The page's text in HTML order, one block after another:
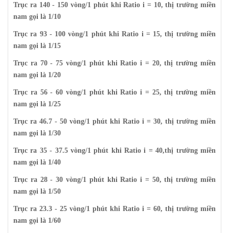
Trục ra 140 - 150 vòng/1 phút khi Ratio i = 10, thị trường miền
nam gọi là 1/10
Trục ra 93 - 100 vòng/1 phút khi Ratio i = 15, thị trường miền
nam gọi là 1/15
Trục ra 70 - 75 vòng/1 phút khi Ratio i = 20, thị trường miền
nam gọi là 1/20
Trục ra 56 - 60 vòng/1 phút khi Ratio i = 25, thị trường miền
nam gọi là 1/25
Trục ra 46.7 - 50 vòng/1 phút khi Ratio i = 30, thị trường miền
nam gọi là 1/30
Trục ra 35 - 37.5 vòng/1 phút khi Ratio i = 40,thị trường miền
nam gọi là 1/40
Trục ra 28 - 30 vòng/1 phút khi Ratio i = 50, thị trường miền
nam gọi là 1/50
Trục ra 23.3 - 25 vòng/1 phút khi Ratio i = 60, thị trường miền
nam gọi là 1/60